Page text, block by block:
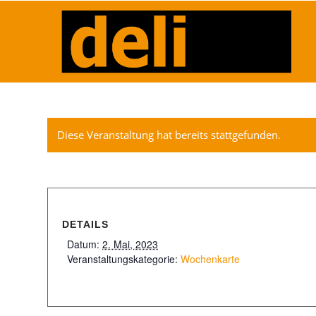
Diese Veranstaltung hat bereits stattgefunden.
DETAILS
Datum: 2. Mai, 2023
Veranstaltungskategorie: Wochenkarte